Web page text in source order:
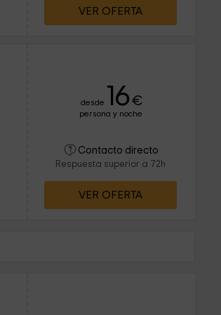
VER OFERTA
desde 16 €
persona y noche
Contacto directo
Respuesta superior a 72h
VER OFERTA